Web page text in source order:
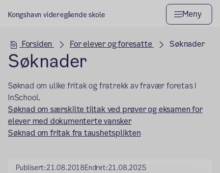
Kongshavn videregående skole Meny
Hovedseksjon
Forsiden For elever og foresatte Søknader
Søknader
Søknad om ulike fritak og fratrekk av fravær foretas i
InSchool.
Søknad om særskilte tiltak ved prøver og eksamen for
elever med dokumenterte vansker
Søknad om fritak fra taushetsplikten
Publisert:21.08.2018Endret:21.08.2025